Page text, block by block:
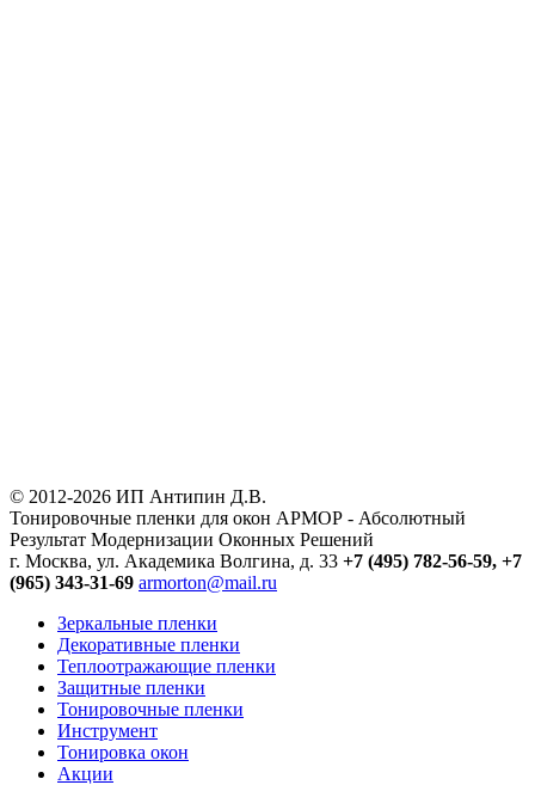
© 2012-2026 ИП Антипин Д.В.
Тонировочные пленки для окон АРМОР - Абсолютный
Результат Модернизации Оконных Решений
г. Москва, ул. Академика Волгина, д. 33 +7 (495) 782-56-59, +7
(965) 343-31-69 armorton@mail.ru
Зеркальные пленки
Декоративные пленки
Теплоотражающие пленки
Защитные пленки
Тонировочные пленки
Инструмент
Тонировка окон
Акции